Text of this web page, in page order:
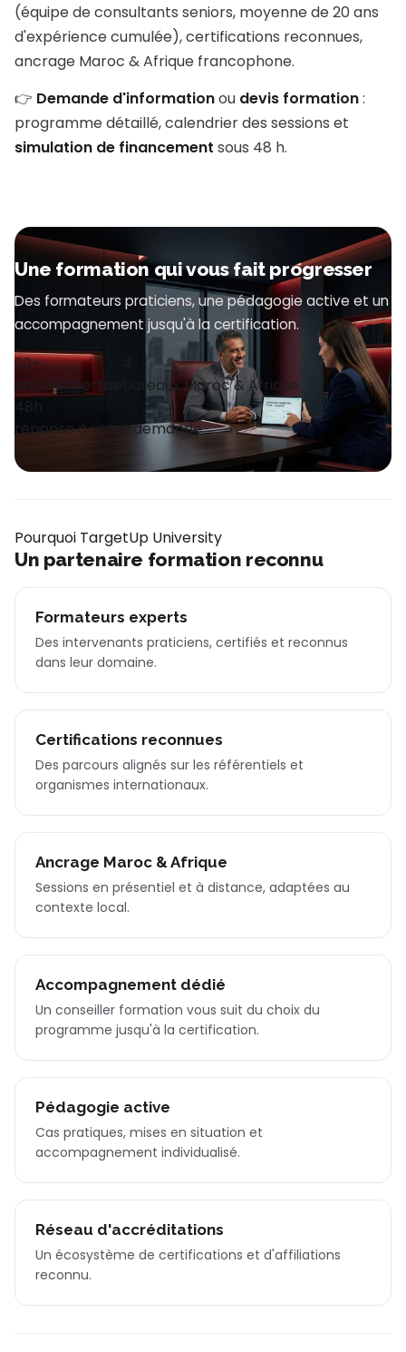
(équipe de consultants seniors, moyenne de 20 ans
d'expérience cumulée), certifications reconnues,
ancrage Maroc & Afrique francophone.
👉 Demande d'informationou devis formation:
programme détaillé, calendrier des sessions et
simulation de financement sous 48 h.
Une formation qui vous fait progresser
Des formateurs praticiens, une pédagogie active et un
accompagnement jusqu'à la certification.
20+
ans d'expertise
bureaux Maroc & Afrique
48h
réponse à votre demande
Pourquoi TargetUp University
Un partenaire formation reconnu
Formateurs experts
Des intervenants praticiens, certifiés et reconnus
dans leur domaine.
Certifications reconnues
Des parcours alignés sur les référentiels et
organismes internationaux.
Ancrage Maroc & Afrique
Sessions en présentiel et à distance, adaptées au
contexte local.
Accompagnement dédié
Un conseiller formation vous suit du choix du
programme jusqu'à la certification.
Pédagogie active
Cas pratiques, mises en situation et
accompagnement individualisé.
Réseau d'accréditations
Un écosystème de certifications et d'affiliations
reconnu.